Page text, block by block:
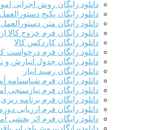
دانلود رایگان روش اجرایی
دانلود رایگان پکیج
دانلود رایگان متن
دانلود رایگان فرم خروج کالا از
دانلود رایگان کاردکس کالا
دانلود رایگان فرم درخواست
دانلود رایگان جدول انبارش و
دانلود رایگان رسید انبار
دانلود رایگان فرم شناسنامه
دانلود رایگان فرم نیازسنجی
دانلود رایگان فرم برنامه
دانلود رایگان فرم ارزیابی
دانلود رایگان فرم اثر بخشی
دانلود-رایگان-روش-اجرایی-